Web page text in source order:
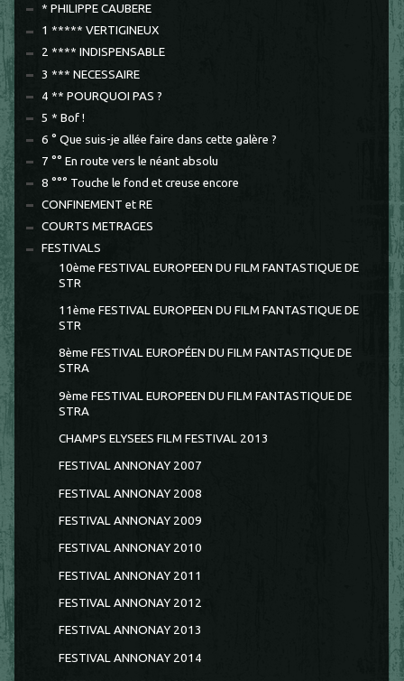
* PHILIPPE CAUBERE
1 ***** VERTIGINEUX
2 **** INDISPENSABLE
3 *** NECESSAIRE
4 ** POURQUOI PAS ?
5 * Bof !
6 ° Que suis-je allée faire dans cette galère ?
7 °° En route vers le néant absolu
8 °°° Touche le fond et creuse encore
CONFINEMENT et RE
COURTS METRAGES
FESTIVALS
10ème FESTIVAL EUROPEEN DU FILM FANTASTIQUE DE
STR
11ème FESTIVAL EUROPEEN DU FILM FANTASTIQUE DE
STR
8ème FESTIVAL EUROPÉEN DU FILM FANTASTIQUE DE
STRA
9ème FESTIVAL EUROPEEN DU FILM FANTASTIQUE DE
STRA
CHAMPS ELYSEES FILM FESTIVAL 2013
FESTIVAL ANNONAY 2007
FESTIVAL ANNONAY 2008
FESTIVAL ANNONAY 2009
FESTIVAL ANNONAY 2010
FESTIVAL ANNONAY 2011
FESTIVAL ANNONAY 2012
FESTIVAL ANNONAY 2013
FESTIVAL ANNONAY 2014